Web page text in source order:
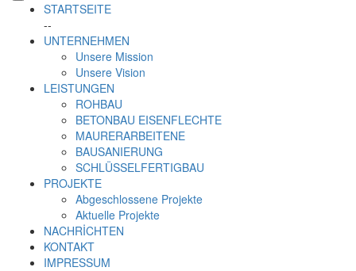
STARTSEITE
--
UNTERNEHMEN
Unsere Mission
Unsere Vision
LEISTUNGEN
ROHBAU
BETONBAU EISENFLECHTE
MAURERARBEITENE
BAUSANIERUNG
SCHLÜSSELFERTIGBAU
PROJEKTE
Abgeschlossene Projekte
Aktuelle Projekte
NACHRİCHTEN
KONTAKT
IMPRESSUM